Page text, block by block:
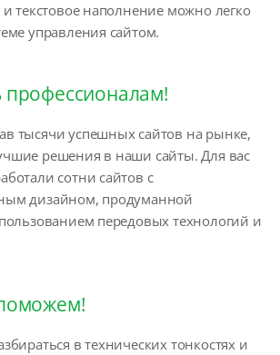
и текстовое наполнение можно легко
управления сайтом.
профессионалам!
тысячи успешных сайтов на рынке,
решения в наши сайты. Для вас
сотни сайтов с
дизайном, продуманной
передовых технологий и
в технических тонкостях и